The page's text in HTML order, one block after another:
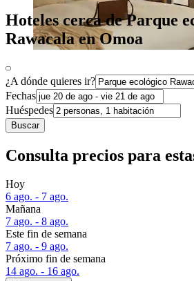
Hoteles cerca de Parque
Rawacala en Omoa
¿A dónde quieres ir?
Fechas
Huéspedes
Buscar
Consulta precios para
Hoy
6 ago. - 7 ago.
Mañana
7 ago. - 8 ago.
Este fin de semana
7 ago. - 9 ago.
Próximo fin de semana
14 ago. - 16 ago.